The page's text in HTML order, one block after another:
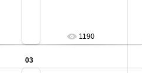
1190
03